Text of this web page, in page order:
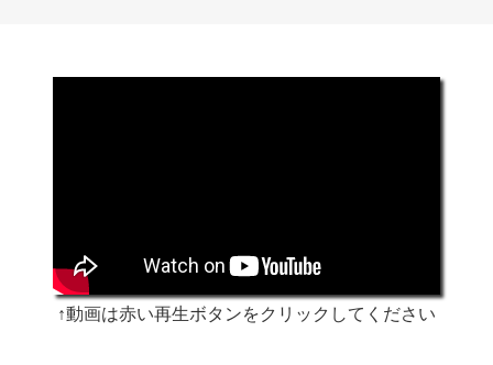
↑動画は赤い再生ボタンをクリックしてください